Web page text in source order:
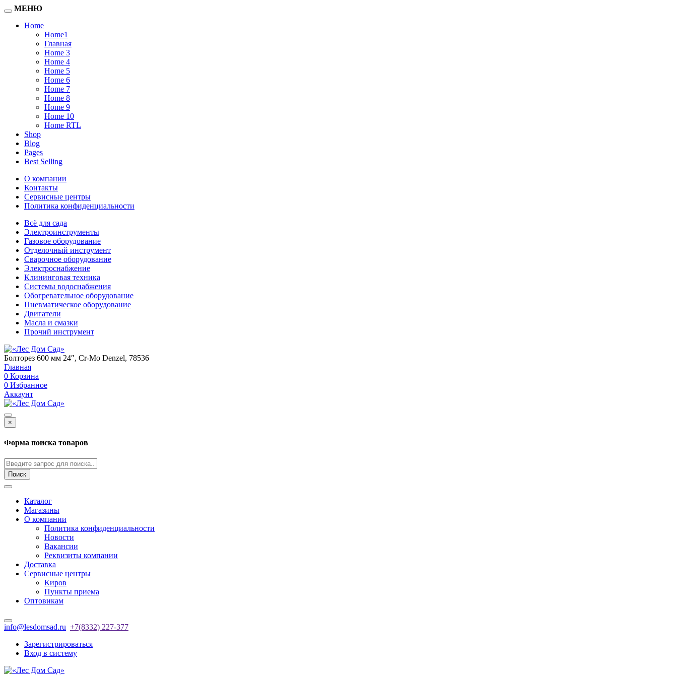
МЕНЮ
Home
Home1
Главная
Home 3
Home 4
Home 5
Home 6
Home 7
Home 8
Home 9
Home 10
Home RTL
Shop
Blog
Pages
Best Selling
О компании
Контакты
Сервисные центры
Политика конфиденциальности
Всё для сада
Электроинструменты
Газовое оборудование
Отделочный инструмент
Сварочное оборудование
Электроснабжение
Клининговая техника
Системы водоснабжения
Обогревательное оборудование
Пневматическое оборудование
Двигатели
Масла и смазки
Прочий инструмент
Болторез 600 мм 24″, Cr-Mo Denzel, 78536
Главная
0 Корзина
0 Избранное
Аккаунт
×
Форма поиска товаров
Поиск
Каталог
Магазины
О компании
Политика конфиденциальности
Новости
Вакансии
Реквизиты компании
Доставка
Сервисные центры
Киров
Пункты приема
Оптовикам
info@lesdomsad.ru +7(8332) 227-377
Зарегистрироваться
Вход в систему